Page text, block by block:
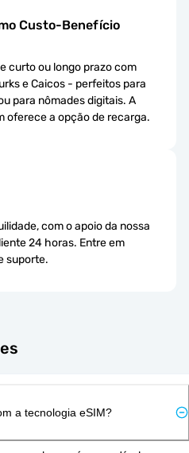
Custo-Benefício
curto ou longo prazo com
e Caicos - perfeitos para
para nômades digitais. A
oferece a opção de recarga.
com o apoio da nossa
24 horas. Entre em
suporte.
a tecnologia eSIM?